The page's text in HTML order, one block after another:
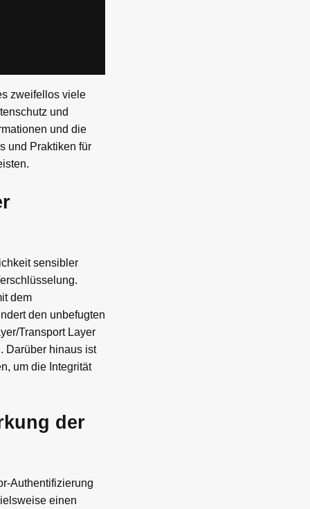
zweifellos viele
und
und die
und Praktiken für
sensibler
dem
den unbefugten
Transport Layer
Darüber hinaus ist
um die Integrität
der
Authentifizierung
einen